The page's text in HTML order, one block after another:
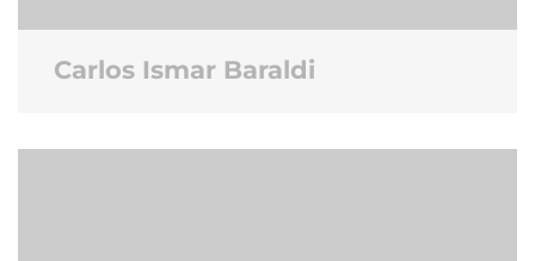
Carlos Ismar Baraldi